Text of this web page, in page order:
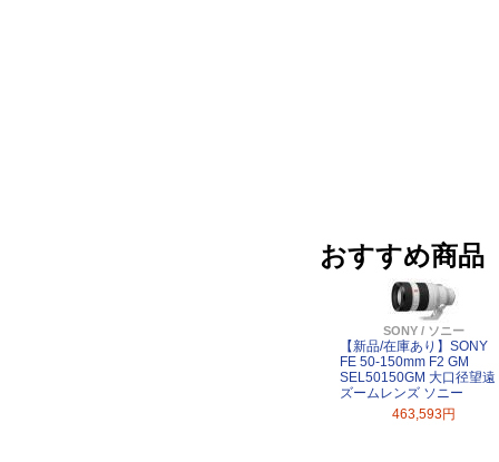
おすすめ商品
SONY / ソニー
【新品/在庫あり】SONY
FE 50-150mm F2 GM
SEL50150GM 大口径望遠
ズームレンズ ソニー
463,593円